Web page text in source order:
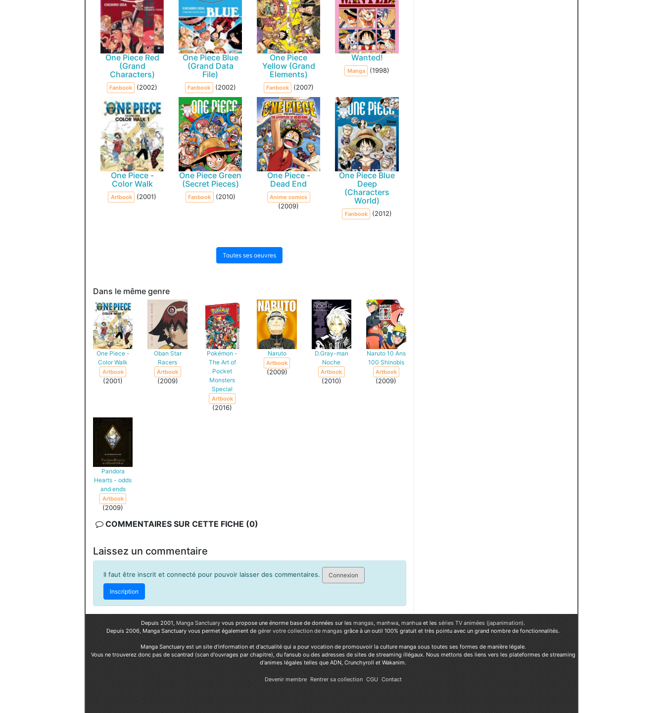
One Piece Red
(Grand
Characters)
Fanbook (2002)
One Piece Blue
(Grand Data
File)
Fanbook (2002)
One Piece
Yellow (Grand
Elements)
Fanbook (2007)
Wanted!
Manga (1998)
One Piece -
Color Walk
Artbook (2001)
One Piece Green
(Secret Pieces)
Fanbook (2010)
One Piece -
Dead End
Anime comics
(2009)
One Piece Blue
Deep
(Characters
World)
Fanbook (2012)
Toutes ses oeuvres
Dans le même genre
One Piece -
Color Walk
Artbook
(2001)
Oban Star
Racers
Artbook
(2009)
Pokémon -
The Art of
Pocket
Monsters
Special
Artbook
(2016)
Naruto
Artbook
(2009)
D.Gray-man
Noche
Artbook
(2010)
Naruto 10 Ans
100 Shinobis
Artbook
(2009)
Pandora
Hearts - odds
and ends
Artbook
(2009)
COMMENTAIRES SUR CETTE FICHE (0)
Laissez un commentaire
Il faut être inscrit et connecté pour pouvoir laisser des commentaires. Connexion
Inscription
Depuis 2001, Manga Sanctuary vous propose une énorme base de données sur les mangas, manhwa, manhua et les séries TV animées (japanimation).
Depuis 2006, Manga Sanctuary vous permet également de gérer votre collection de mangas grâce à un outil 100% gratuit et très pointu avec un grand nombre de fonctionnalités.
Manga Sanctuary est un site d'information et d'actualité qui a pour vocation de promouvoir la culture manga sous toutes ses formes de manière légale.
Vous ne trouverez donc pas de scantrad (scan d'ouvrages par chapitre), du fansub ou des adresses de sites de streaming illégaux. Nous mettons des liens vers les plateformes de streaming
d'animes légales telles que ADN, Crunchyroll et Wakanim.
Devenir membre Rentrer sa collection CGU Contact